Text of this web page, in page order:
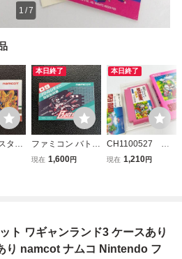
1 /7
ターI
説
本日終了
ファミコン バトル
シティー 取扱説明
FC 1985
現在 1,600円
本日終了
CH1100527 ＊
任天堂 HVC-MT
現状品 5
現在 1,210円
ト ワギャンランド3 ケースあり
り namcot ナムコ Nintendo フ